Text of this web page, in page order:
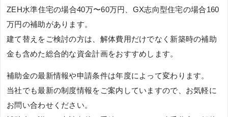
ZEH水準住宅の場合40万〜60万円、GX志向型住宅の場合160
万円の補助があります。
建て替えをご検討の方は、解体費用だけでなく新築時の補助
金も含めた総合的な資金計画をおすすめします。
補助金の最新情報や申請条件は年度によって変わります。
当社でも最新の制度情報をご案内していますので、お気軽に
お問い合わせください。